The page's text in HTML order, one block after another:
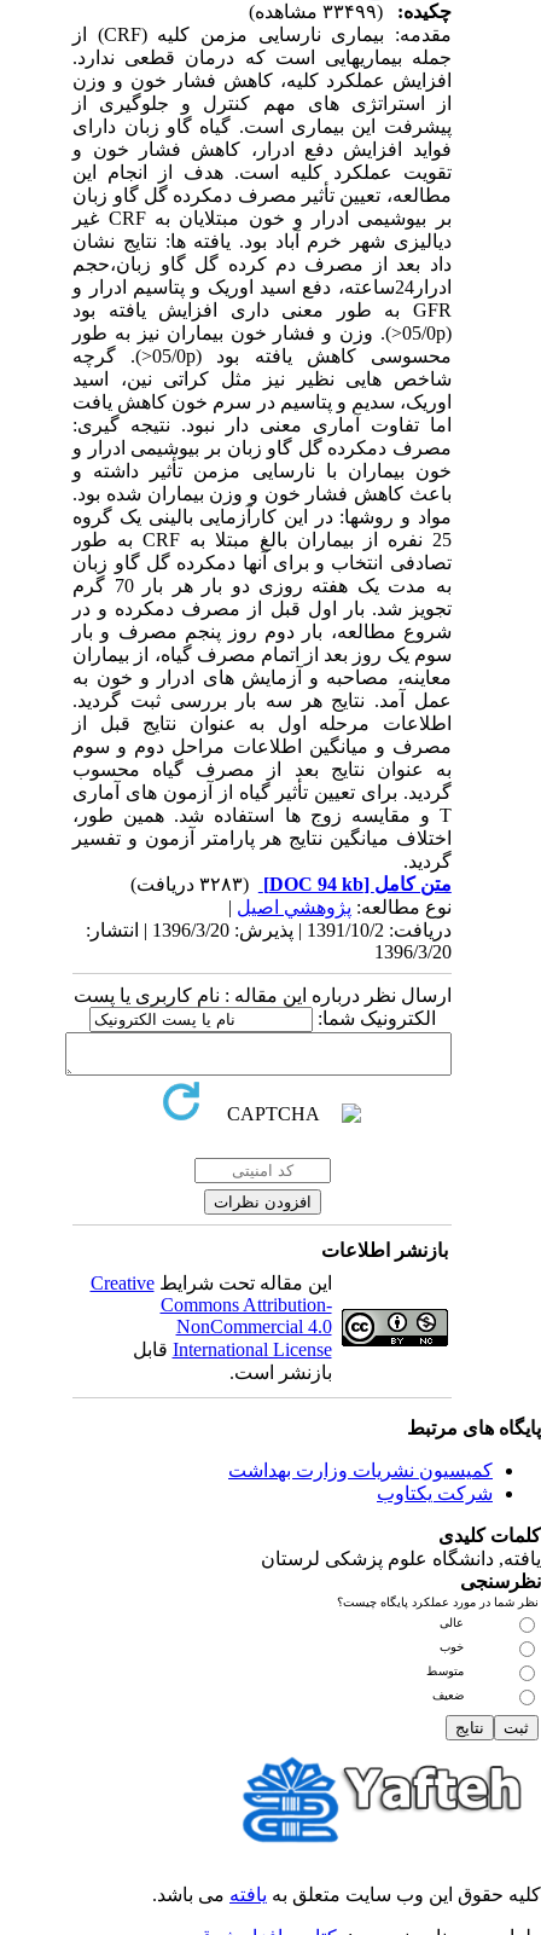
چکیده:
مقدمه: بیماری نارسایی مزمن کلیه (CRF) از
جمله بیماریهایی است که درمان قطعی ندارد.
افزایش عملکرد کلیه، کاهش فشار خون و وزن
از استراتژی های مهم کنترل و جلوگیری از
پیشرفت این بیماری است. گیاه گاو زبان دارای
فواید افزایش دفع ادرار، کاهش فشار خون و
تقویت عملکرد کلیه است. هدف از انجام این
مطالعه، تعیین تأثیر مصرف دمکرده گل گاو زبان
بر بیوشیمی ادرار و خون مبتلایان به CRF غیر
دیالیزی شهر خرم آباد بود. یافته ها: نتایج نشان
داد بعد از مصرف دم کرده گل گاو زبان،حجم
ادرار24ساعته، دفع اسید اوریک و پتاسیم ادرار و
GFR به طور معنی داری افزایش یافته بود
(05/0p<). وزن و فشار خون بیماران نیز به طور
محسوسی کاهش یافته بود (05/0p<). گرچه
شاخص هایی نظیر نیز مثل کراتی نین، اسید
اوریک، سدیم و پتاسیم در سرم خون کاهش یافت
اما تفاوت آماری معنی دار نبود. نتیجه گیری:
مصرف دمکرده گل گاو زبان بر بیوشیمی ادرار و
خون بیماران با نارسایی مزمن تأثیر داشته و
باعث کاهش فشار خون و وزن بیماران شده بود.
مواد و روشها: در این کارآزمایی بالینی یک گروه
25 نفره از بیماران بالغ مبتلا به CRF به طور
تصادفی انتخاب و برای آنها دمکرده گل گاو زبان
به مدت یک هفته روزی دو بار هر بار 70 گرم
تجویز شد. بار اول قبل از مصرف دمکرده و در
شروع مطالعه، بار دوم روز پنجم مصرف و بار
سوم یک روز بعد از اتمام مصرف گیاه، از بیماران
معاینه، مصاحبه و آزمایش های ادرار و خون به
عمل آمد. نتایج هر سه بار بررسی ثبت گردید.
اطلاعات مرحله اول به عنوان نتایج قبل از
مصرف و میانگین اطلاعات مراحل دوم و سوم
به عنوان نتایج بعد از مصرف گیاه محسوب
گردید. برای تعیین تأثیر گیاه از آزمون های آماری
T و مقایسه زوج ها استفاده شد. همین طور،
اختلاف میانگین نتایج هر پارامتر آزمون و تفسیر
گردید.
متن کامل[DOC 94 kb]
نوع مطالعه:پژوهشي اصیل|
دریافت: 1391/10/2 | پذیرش: 1396/3/20 | انتشار:
1396/3/20
ارسال نظر درباره این مقاله : نام کاربری یا پست
الکترونیک شما:
بازنشر اطلاعات
این مقاله تحت شرایطCreative
Commons Attribution-
NonCommercial 4.0
International Licenseقابل
بازنشر است.
های مرتبط
کمیسیون نشریات وزارت بهداشت
شرکت یکتاوب
کلیدی
, دانشگاه علوم پزشکی لرستان
شما در مورد عملکرد پایگاه چیست؟
عالی
خوب
متوسط
ضعیف
حقوق این وب سایت متعلق بهیافتهمی باشد.